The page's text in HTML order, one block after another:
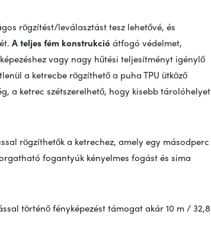
rögzítést/leválasztást tesz lehetővé, és
A teljes fém konstrukció átfogó védelmet,
vagy nagy hűtési teljesítményt igénylő
a ketrecbe rögzíthető a puha TPU ütköző
a ketrec szétszerelhető, hogy kisebb tárolóhelyet
rögzíthetők a ketrechez, amely egy másodperc
fogantyúk kényelmes fogást és sima
történő fényképezést támogat akár 10 m / 32,8